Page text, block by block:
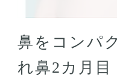
鼻をコンパ
れ鼻2カ月目